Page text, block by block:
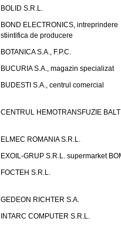
BOLID S.R.L.
BOND ELECTRONICS, intreprindere
stiintifica de producere
BOTANICA S.A., F.P.C.
BUCURIA S.A., magazin specializat
BUDESTI S.A., centrul comercial
CENTRUL HEMOTRANSFUZIE
ELMEC ROMANIA S.R.L.
EXOIL-GRUP S.R.L. supermarket
FOCTEH S.R.L.
GEDEON RICHTER S.A.
INTARC COMPUTER S.R.L.